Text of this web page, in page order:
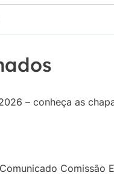
– conheça as
Comissão